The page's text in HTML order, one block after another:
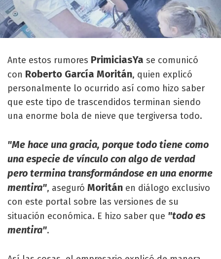
Ante estos rumores PrimiciasYa se comunicó
con Roberto García Moritán, quien explicó
personalmente lo ocurrido así como hizo saber
que este tipo de trascendidos terminan siendo
una enorme bola de nieve que tergiversa todo.
"Me hace una gracia, porque todo tiene como
una especie de vínculo con algo de verdad
pero termina transformándose en una enorme
mentira", aseguró Moritán en diálogo exclusivo
con este portal sobre las versiones de su
situación económica. E hizo saber que "todo es
mentira".